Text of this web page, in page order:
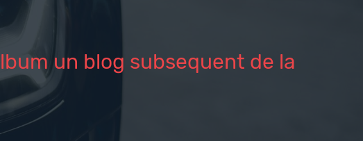
un blog subsequent de la